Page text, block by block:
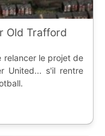
Old Trafford
relancer le projet de
United... s'il rentre